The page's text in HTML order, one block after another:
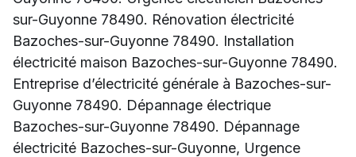
sur-Guyonne 78490. Rénovation électricité
Bazoches-sur-Guyonne 78490. Installation
électricité maison Bazoches-sur-Guyonne 78490.
Entreprise d’électricité générale à Bazoches-sur-
Guyonne 78490. Dépannage électrique
Bazoches-sur-Guyonne 78490. Dépannage
électricité Bazoches-sur-Guyonne, Urgence